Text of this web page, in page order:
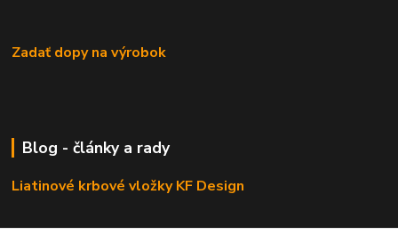
Zadať dopy na výrobok
Blog - články a rady
Liatinové krbové vložky KF Design